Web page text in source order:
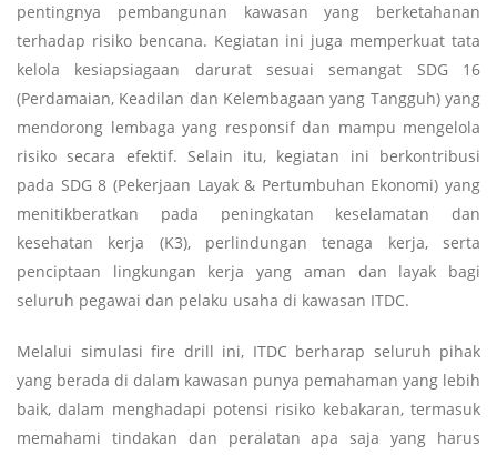
pentingnya pembangunan kawasan yang berketahanan
terhadap risiko bencana. Kegiatan ini juga memperkuat tata
kelola kesiapsiagaan darurat sesuai semangat SDG 16
(Perdamaian, Keadilan dan Kelembagaan yang Tangguh) yang
mendorong lembaga yang responsif dan mampu mengelola
risiko secara efektif. Selain itu, kegiatan ini berkontribusi
pada SDG 8 (Pekerjaan Layak & Pertumbuhan Ekonomi) yang
menitikberatkan pada peningkatan keselamatan dan
kesehatan kerja (K3), perlindungan tenaga kerja, serta
penciptaan lingkungan kerja yang aman dan layak bagi
seluruh pegawai dan pelaku usaha di kawasan ITDC.
Melalui simulasi fire drill ini, ITDC berharap seluruh pihak
yang berada di dalam kawasan punya pemahaman yang lebih
baik, dalam menghadapi potensi risiko kebakaran, termasuk
memahami tindakan dan peralatan apa saja yang harus